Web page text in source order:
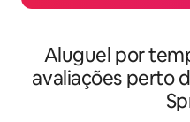
Aluguel por
avaliações perto